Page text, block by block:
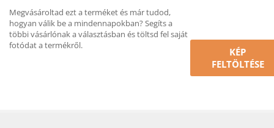
Megvásároltad ezt a terméket és már tudod,
hogyan válik be a mindennapokban? Segíts a
többi vásárlónak a választásban és töltsd fel saját
fotódat a termékről.
KÉP
FELTÖLTÉSE